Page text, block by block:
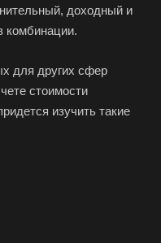
доходный и
комбинации.
для других сфер
стоимости
изучить такие